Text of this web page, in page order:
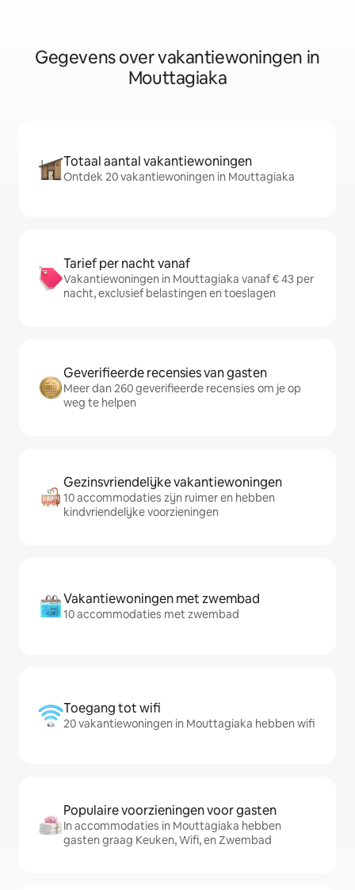
Gegevens over vakantiewoningen in
Mouttagiaka
Totaal aantal vakantiewoningen
Ontdek 20 vakantiewoningen in Mouttagiaka
Tarief per nacht vanaf
Vakantiewoningen in Mouttagiaka vanaf € 43 per
nacht, exclusief belastingen en toeslagen
Geverifieerde recensies van gasten
Meer dan 260 geverifieerde recensies om je op
weg te helpen
Gezinsvriendelijke vakantiewoningen
10 accommodaties zijn ruimer en hebben
kindvriendelijke voorzieningen
Vakantiewoningen met zwembad
10 accommodaties met zwembad
Toegang tot wifi
20 vakantiewoningen in Mouttagiaka hebben wifi
Populaire voorzieningen voor gasten
In accommodaties in Mouttagiaka hebben
gasten graag Keuken, Wifi, en Zwembad